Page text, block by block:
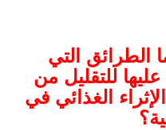
الطرائق التي
للتقليل من
الغذائي في